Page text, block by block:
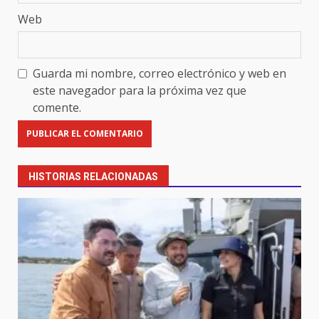
Web
Guarda mi nombre, correo electrónico y web en
este navegador para la próxima vez que
comente.
HISTORIAS RELACIONADAS